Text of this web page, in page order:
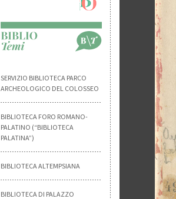
SERVIZIO BIBLIOTECA PARCO
ARCHEOLOGICO DEL COLOSSEO
BIBLIOTECA FORO ROMANO-
PALATINO (“BIBLIOTECA
PALATINA”)
BIBLIOTECA ALTEMPSIANA
BIBLIOTECA DI PALAZZO